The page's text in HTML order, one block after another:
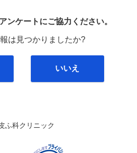
ンケートにご協力ください。
は見つかりましたか?
いいえ
ふ科クリニック